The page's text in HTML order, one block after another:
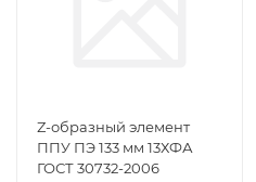
Z-образный элемент
ППУ ПЭ 133 мм 13ХФА
ГОСТ 30732-2006